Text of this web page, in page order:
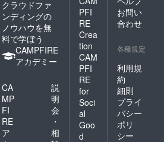
しまい
まし
た、す
ん。
クラウドファ
ンディングの
ノウハウを無
料で学ぼう
CAMPFIRE
アカデミー
CA
MP
FI
RE
ア
説
明
会
・
相
PFI
RE
Crea
tion
CAM
PFI
RE
for
Soci
al
Goo
d
お問い
合わせ
各種規定
利用規
約
細則
プライ
バシー
ポリ
シー